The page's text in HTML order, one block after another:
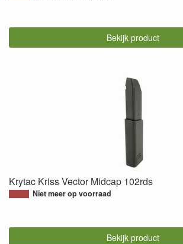
Bekijk product
Krytac Kriss Vector Midcap 102rds
Niet meer op voorraad
Bekijk product